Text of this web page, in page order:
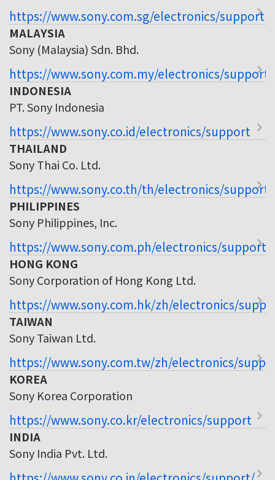
https://www.sony.com.sg/electronics/support
MALAYSIA
Sony (Malaysia) Sdn. Bhd.
https://www.sony.com.my/electronics/support
INDONESIA
PT. Sony Indonesia
https://www.sony.co.id/electronics/support
THAILAND
Sony Thai Co. Ltd.
https://www.sony.co.th/th/electronics/support
PHILIPPINES
Sony Philippines, Inc.
https://www.sony.com.ph/electronics/support
HONG KONG
Sony Corporation of Hong Kong Ltd.
https://www.sony.com.hk/zh/electronics/
TAIWAN
Sony Taiwan Ltd.
https://www.sony.com.tw/zh/electronics/
KOREA
Sony Korea Corporation
https://www.sony.co.kr/electronics/support
INDIA
Sony India Pvt. Ltd.